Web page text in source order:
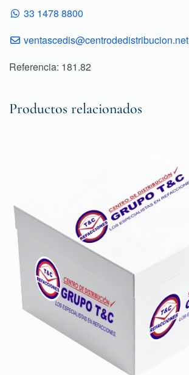
33 1478 8800
ventascedis@centrodedistribucion.net
Referencia: 181.82
Productos relacionados